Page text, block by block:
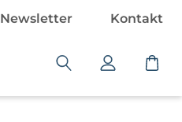
Newsletter Kontakt